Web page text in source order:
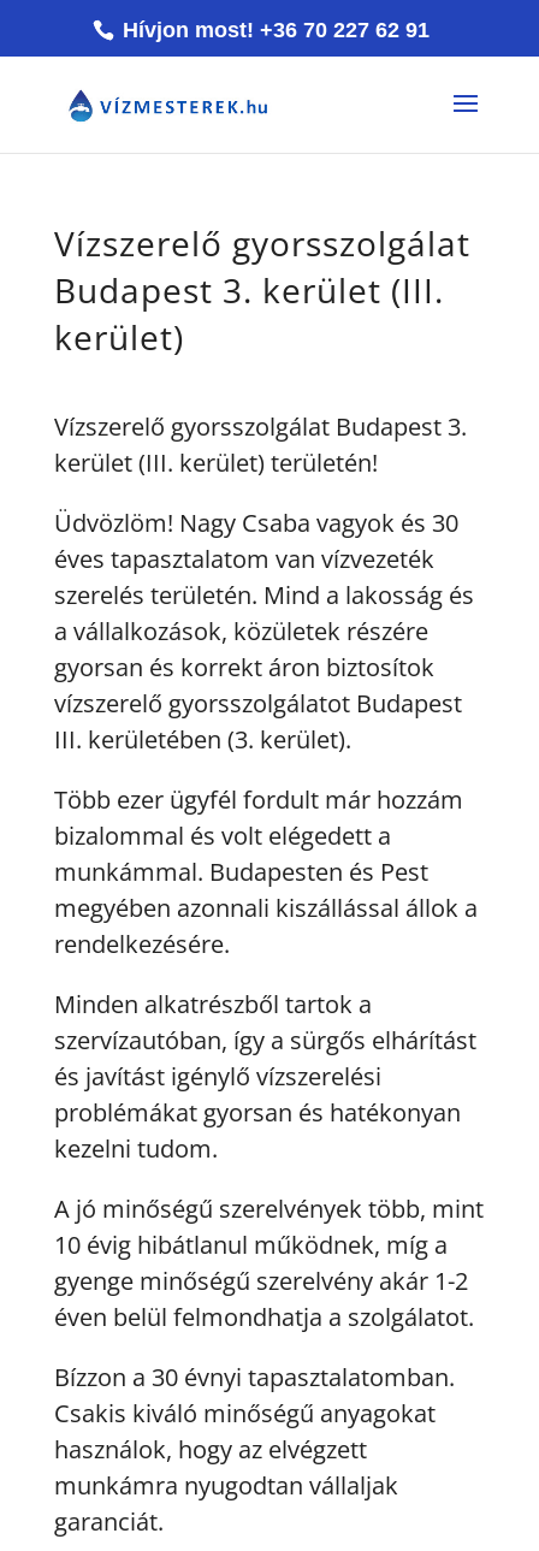
Hívjon most! +36 70 227 62 91
Vízszerelő gyorsszolgálat
Budapest 3. kerület (III.
kerület)
Vízszerelő gyorsszolgálat Budapest 3.
kerület (III. kerület) területén!
Üdvözlöm! Nagy Csaba vagyok és 30
éves tapasztalatom van vízvezeték
szerelés területén. Mind a lakosság és
a vállalkozások, közületek részére
gyorsan és korrekt áron biztosítok
vízszerelő gyorsszolgálatot Budapest
III. kerületében (3. kerület).
Több ezer ügyfél fordult már hozzám
bizalommal és volt elégedett a
munkámmal. Budapesten és Pest
megyében azonnali kiszállással állok a
rendelkezésére.
Minden alkatrészből tartok a
szervízautóban, így a sürgős elhárítást
és javítást igénylő vízszerelési
problémákat gyorsan és hatékonyan
kezelni tudom.
A jó minőségű szerelvények több, mint
10 évig hibátlanul működnek, míg a
gyenge minőségű szerelvény akár 1-2
éven belül felmondhatja a szolgálatot.
Bízzon a 30 évnyi tapasztalatomban.
Csakis kiváló minőségű anyagokat
használok, hogy az elvégzett
munkámra nyugodtan vállaljak
garanciát.